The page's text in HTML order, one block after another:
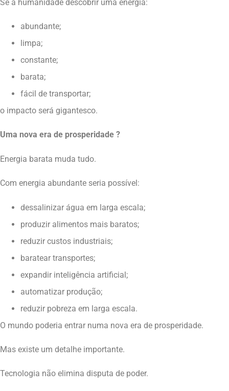
Se a humanidade descobrir uma energia:
abundante;
limpa;
constante;
barata;
fácil de transportar;
o impacto será gigantesco.
Uma nova era de prosperidade ?
Energia barata muda tudo.
Com energia abundante seria possível:
dessalinizar água em larga escala;
produzir alimentos mais baratos;
reduzir custos industriais;
baratear transportes;
expandir inteligência artificial;
automatizar produção;
reduzir pobreza em larga escala.
O mundo poderia entrar numa nova era de prosperidade.
Mas existe um detalhe importante.
Tecnologia não elimina disputa de poder.